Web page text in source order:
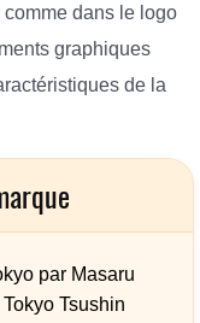
dans le logo
graphiques
de la
par Masaru
Tsushin